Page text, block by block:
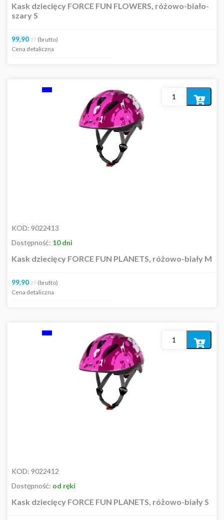
Kask dziecięcy FORCE FUN FLOWERS, różowo-biało-
szary S
99,90 zł (brutto)
Cena detaliczna
KOD: 9022413
Dostępność: 10 dni
Kask dziecięcy FORCE FUN PLANETS, różowo-biały M
99,90 zł (brutto)
Cena detaliczna
Dodaj
KOD: 9022412
Dostępność: od ręki
Kask dziecięcy FORCE FUN PLANETS, różowo-biały S
Dodaj